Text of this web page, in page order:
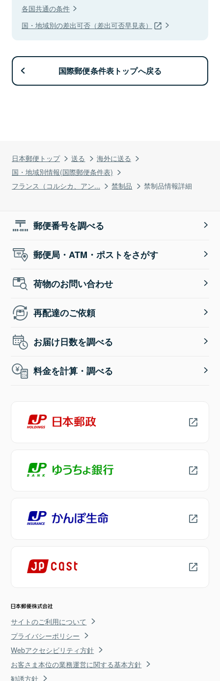
日本郵便トップ 送る
海外に送る
国・地域別情報(国際郵便条件表)
フランス（コルシカ、アン...
禁制品 禁制品情報詳細
各国共通の条件
国・地域別の差出可否（差出可否早見表）
国際郵便条件表トップへ戻る
郵便番号を調べる
郵便局・ATM・ポストをさがす
荷物のお問い合わせ
再配達のご依頼
お届け日数を調べる
料金を計算・調べる
サイトのご利用について
プライバシーポリシー
Webアクセシビリティ方針
お客さま本位の業務運営に関する基本方針
勧誘方針